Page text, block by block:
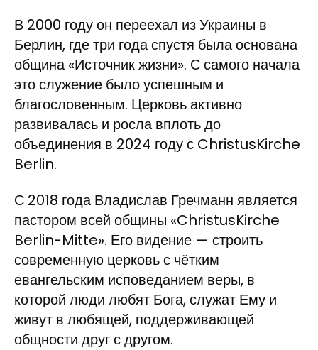
В 2000 году он переехал из Украины в
Берлин, где три года спустя была основана
община «Источник жизни». С самого начала
это служение было успешным и
благословенным. Церковь активно
развивалась и росла вплоть до
объединения в 2024 году с ChristusKirche
Berlin.
С 2018 года Владислав Гречманн является
пастором всей общины «ChristusKirche
Berlin-Mitte». Его видение — строить
современную церковь с чётким
евангельским исповеданием веры, в
которой люди любят Бога, служат Ему и
живут в любящей, поддерживающей
общности друг с другом.